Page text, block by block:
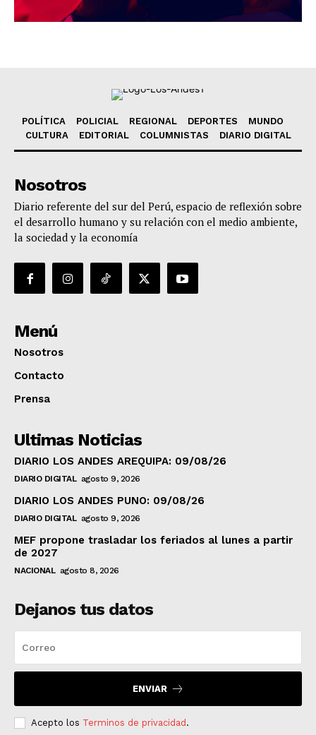
POLÍTICA POLICIAL REGIONAL DEPORTES
MUNDO
CULTURA
EDITORIAL COLUMNISTAS DIARIO DIGITAL
Nosotros
Diario referente del sur del Perú, espacio de reflexión sobre
el desarrollo humano y su relación con el medio ambiente,
la sociedad y la economía
Menú
Nosotros
Contacto
Prensa
Ultimas Noticias
DIARIO LOS ANDES AREQUIPA: 09/08/26
DIARIO DIGITAL agosto 9, 2026
DIARIO LOS ANDES PUNO: 09/08/26
DIARIO DIGITAL agosto 9, 2026
MEF propone trasladar los feriados al lunes a partir
de 2027
NACIONAL agosto 8, 2026
Dejanos tus datos
ENVIAR
Acepto los Terminos de privacidad.